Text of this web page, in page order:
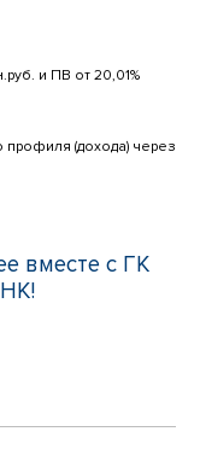
и ПВ от 20,01%
(дохода) через
вместе с ГК